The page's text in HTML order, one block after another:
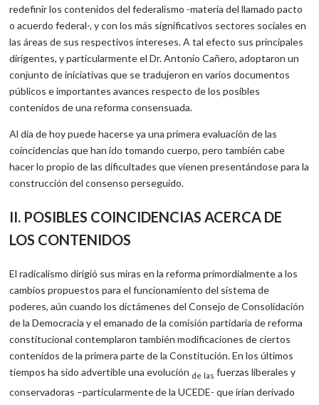
redefinir los contenidos del federalismo -materia del llamado pacto
o acuerdo federal-, y con los más significativos sectores sociales en
las áreas de sus respectivos intereses. A tal efecto sus principales
dirigentes, y particularmente el Dr. Antonio Cañero, adoptaron un
conjunto de iniciativas que se tradujeron en varios documentos
públicos e importantes avances respecto de los posibles
contenidos de una reforma consensuada.
Al día de hoy puede hacerse ya una primera evaluación de las
coincidencias que han ido tomando cuerpo, pero también cabe
hacer lo propio de las dificultades que vienen presentándose para la
cons­trucción del consenso perseguido.
II. POSIBLES COINCIDENCIAS ACERCA DE
LOS CONTENIDOS
El radicalismo dirigió sus miras en la reforma primordialmente a los
cambios propuestos para el funcionamiento del sistema de
poderes, aún cuando los dictámenes del Consejo de Consolidación
de la Democracia y el emanado de la comisión partidaria de reforma
constitucional contemplaron también modificaciones de ciertos
contenidos de la primera parte de la Constitución. En los últimos
tiempos ha sido advertible una evolución de las fuerzas liberales y
conservadoras –particularmentede la UCEDE- que irían derivado